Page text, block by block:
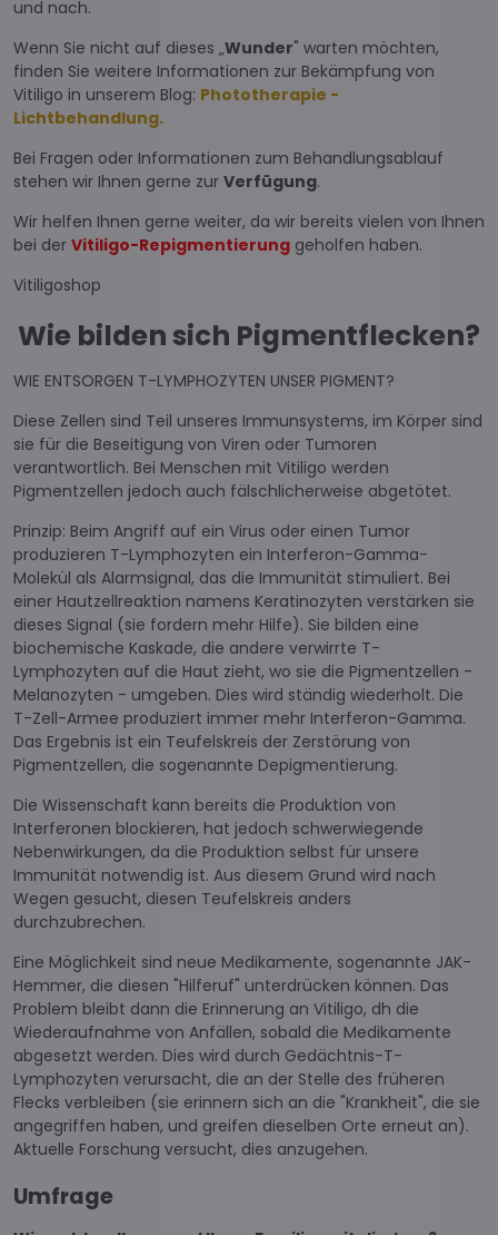
und nach.
Wenn Sie nicht auf dieses „Wunder" warten möchten,
finden Sie weitere Informationen zur Bekämpfung von
Vitiligo in unserem Blog: Phototherapie -
Lichtbehandlung.
Bei Fragen oder Informationen zum Behandlungsablauf
stehen wir Ihnen gerne zur Verfügung.
Wir helfen Ihnen gerne weiter, da wir bereits vielen von Ihnen
bei der Vitiligo-Repigmentierung geholfen haben.
Vitiligoshop
Wie bilden sich Pigmentflecken?
WIE ENTSORGEN T-LYMPHOZYTEN UNSER PIGMENT?
Diese Zellen sind Teil unseres Immunsystems, im Körper sind
sie für die Beseitigung von Viren oder Tumoren
verantwortlich. Bei Menschen mit Vitiligo werden
Pigmentzellen jedoch auch fälschlicherweise abgetötet.
Prinzip: Beim Angriff auf ein Virus oder einen Tumor
produzieren T-Lymphozyten ein Interferon-Gamma-
Molekül als Alarmsignal, das die Immunität stimuliert. Bei
einer Hautzellreaktion namens Keratinozyten verstärken sie
dieses Signal (sie fordern mehr Hilfe). Sie bilden eine
biochemische Kaskade, die andere verwirrte T-
Lymphozyten auf die Haut zieht, wo sie die Pigmentzellen -
Melanozyten - umgeben. Dies wird ständig wiederholt. Die
T-Zell-Armee produziert immer mehr Interferon-Gamma.
Das Ergebnis ist ein Teufelskreis der Zerstörung von
Pigmentzellen, die sogenannte Depigmentierung.
Die Wissenschaft kann bereits die Produktion von
Interferonen blockieren, hat jedoch schwerwiegende
Nebenwirkungen, da die Produktion selbst für unsere
Immunität notwendig ist. Aus diesem Grund wird nach
Wegen gesucht, diesen Teufelskreis anders
durchzubrechen.
Eine Möglichkeit sind neue Medikamente, sogenannte JAK-
Hemmer, die diesen "Hilferuf" unterdrücken können. Das
Problem bleibt dann die Erinnerung an Vitiligo, dh die
Wiederaufnahme von Anfällen, sobald die Medikamente
abgesetzt werden. Dies wird durch Gedächtnis-T-
Lymphozyten verursacht, die an der Stelle des früheren
Flecks verbleiben (sie erinnern sich an die "Krankheit", die sie
angegriffen haben, und greifen dieselben Orte erneut an).
Aktuelle Forschung versucht, dies anzugehen.
Umfrage